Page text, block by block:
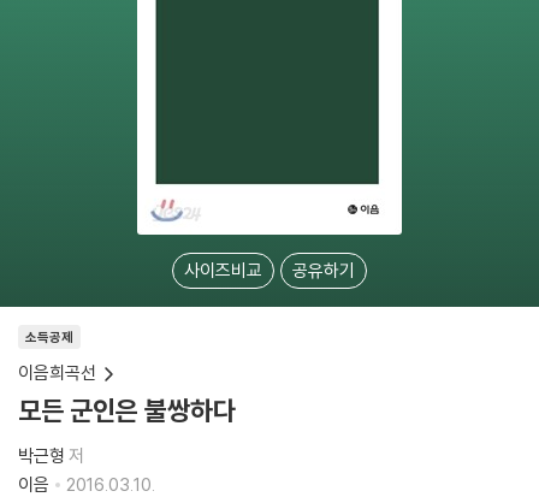
사이즈비교 공유하기
소득공제
이음희곡선
모든 군인은 불쌍하다
박근형 저
이음
2016.03.10.